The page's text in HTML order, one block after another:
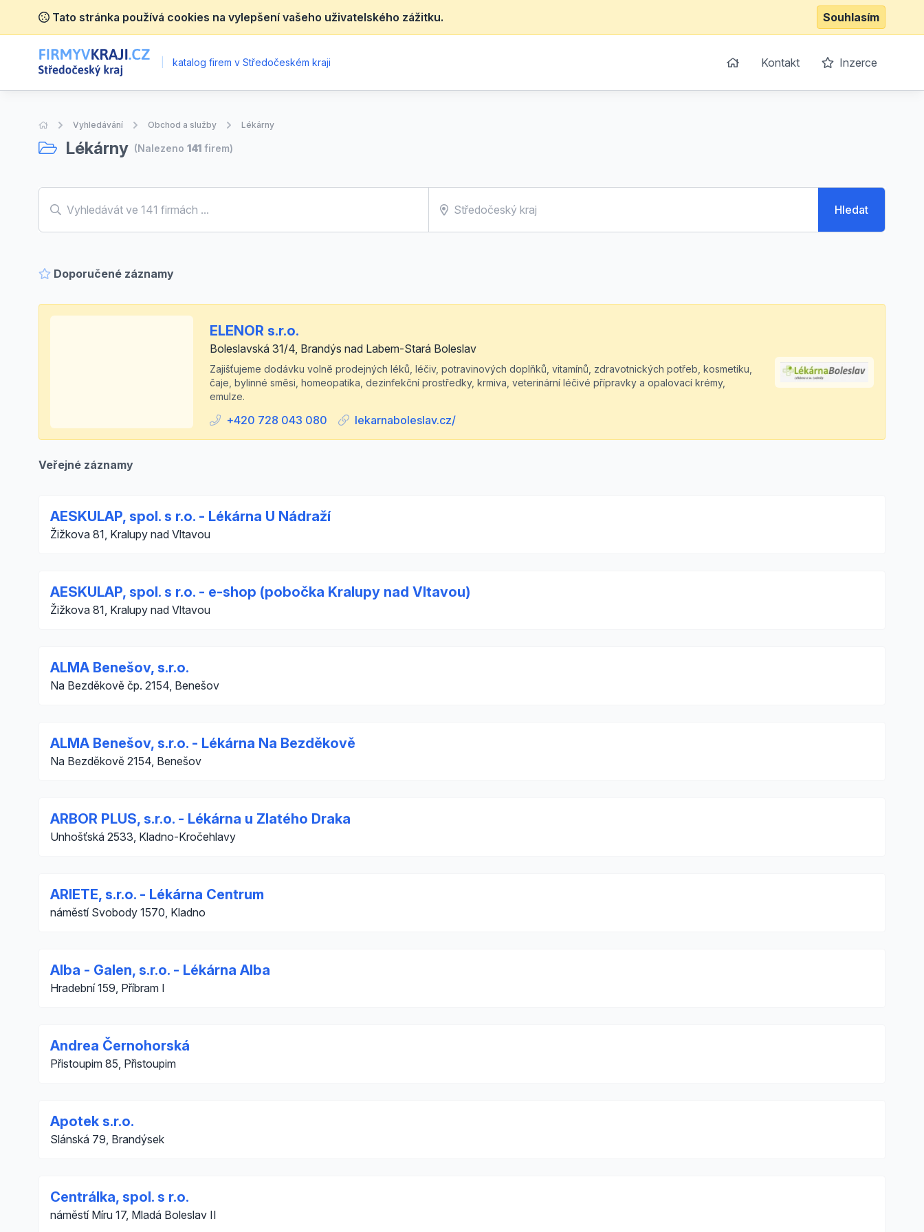
Tato stránka používá cookies na vylepšení vašeho uživatelského zážitku. Souhlasím
katalog firem v Středočeském kraji Kontakt Inzerce
Úvodní stránka
Vyhledávání Obchod a služby Lékárny
Lékárny (Nalezeno 141 firem)
Hledat
Doporučené záznamy
ELENOR s.r.o.
Boleslavská 31/4, Brandýs nad Labem-Stará Boleslav
Zajišťujeme dodávku volně prodejných léků, léčiv, potravinových doplňků, vitamínů, zdravotnických potřeb, kosmetiku,
čaje, bylinné směsi, homeopatika, dezinfekční prostředky, krmiva, veterinární léčivé přípravky a opalovací krémy,
emulze.
+420 728 043 080 lekarnaboleslav.cz/
Veřejné záznamy
AESKULAP, spol. s r.o. - Lékárna U Nádraží
Žižkova 81, Kralupy nad Vltavou
AESKULAP, spol. s r.o. - e-shop (pobočka Kralupy nad Vltavou)
Žižkova 81, Kralupy nad Vltavou
ALMA Benešov, s.r.o.
Na Bezděkově čp. 2154, Benešov
ALMA Benešov, s.r.o. - Lékárna Na Bezděkově
Na Bezděkově 2154, Benešov
ARBOR PLUS, s.r.o. - Lékárna u Zlatého Draka
Unhošťská 2533, Kladno-Kročehlavy
ARIETE, s.r.o. - Lékárna Centrum
náměstí Svobody 1570, Kladno
Alba - Galen, s.r.o. - Lékárna Alba
Hradební 159, Příbram I
Andrea Černohorská
Přistoupim 85, Přistoupim
Apotek s.r.o.
Slánská 79, Brandýsek
Centrálka, spol. s r.o.
náměstí Míru 17, Mladá Boleslav II